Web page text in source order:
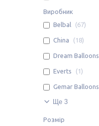
Виробник
Belbal
67
China 18
Dream Balloons
Everts 1
Gemar Balloons
Ще 3
Розмір